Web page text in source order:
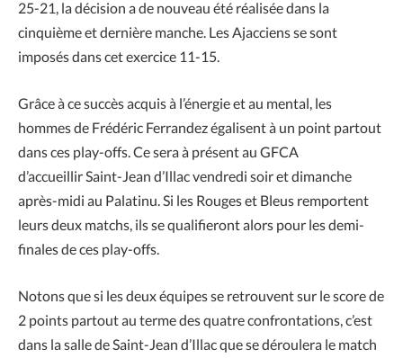
25-21, la décision a de nouveau été réalisée dans la
cinquième et dernière manche. Les Ajacciens se sont
imposés dans cet exercice 11-15.
Grâce à ce succès acquis à l’énergie et au mental, les
hommes de Frédéric Ferrandez égalisent à un point partout
dans ces play-offs. Ce sera à présent au GFCA
d’accueillir Saint-Jean d’Illac vendredi soir et dimanche
après-midi au Palatinu. Si les Rouges et Bleus remportent
leurs deux matchs, ils se qualifieront alors pour les demi-
finales de ces play-offs.
Notons que si les deux équipes se retrouvent sur le score de
2 points partout au terme des quatre confrontations, c’est
dans la salle de Saint-Jean d’Illac que se déroulera le match